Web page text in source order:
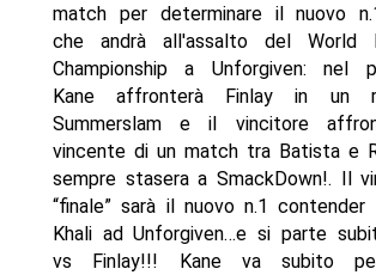
match per determinare il nuovo
che andrà all'assalto del World
Championship a Unforgiven: nel
Kane affronterà Finlay in un
Summerslam e il vincitore
vincente di un match tra Batista e
sempre stasera a SmackDown!. Il
“finale” sarà il nuovo n.1
Khali ad Unforgiven…e si parte
vs Finlay!!! Kane va subito